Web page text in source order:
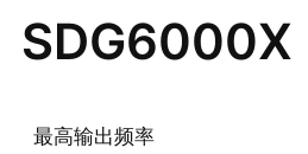
SDG6000X
最高输出频率